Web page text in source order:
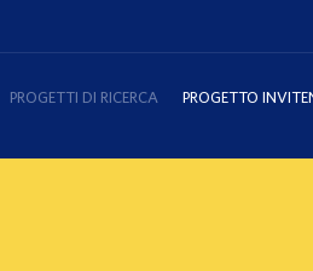
PROGETTI DI RICERCA PROGETTO